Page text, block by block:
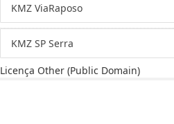
KMZ ViaRaposo
KMZ SP Serra
Licença Other (Public Domain)